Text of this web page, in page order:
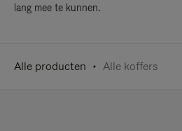
lang mee te kunnen.
Alle producten Alle koffers